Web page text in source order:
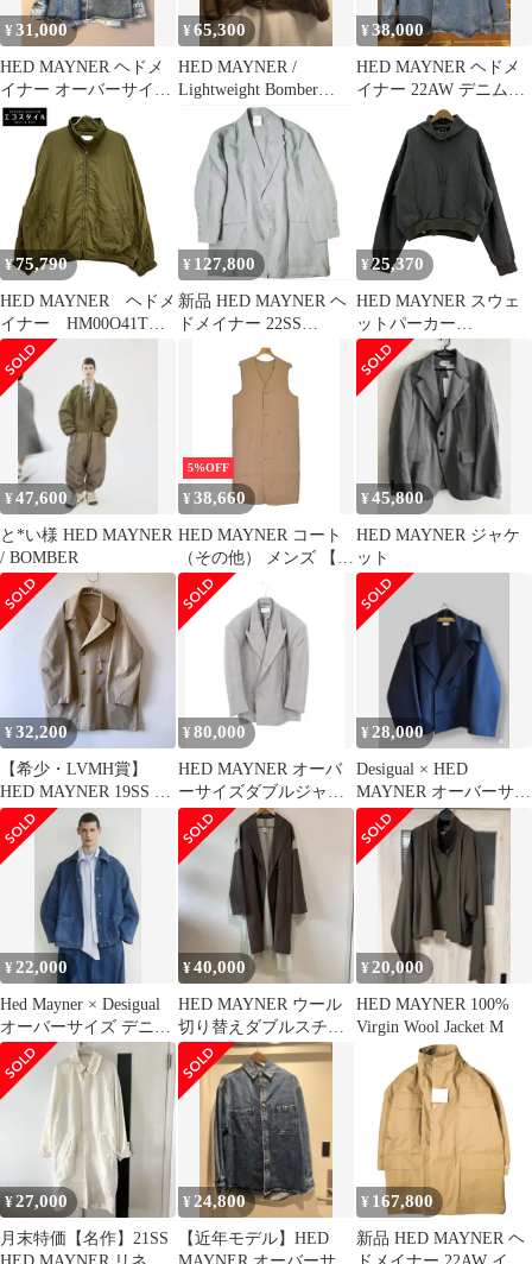
¥31,000
HED MAYNER ヘドメ
イナー オーバーサイズ
デニム ジャケット シャ
¥65,300
HED MAYNER /
Lightweight Bomber
¥38,000
HED MAYNER ヘドメ
イナー 22AW デニムシ
ャツ Sサイズ
¥75,790
HED MAYNER ヘドメ
イナー HM00O41T
HM047 カーキ
Lightweight Bomber
Jacket S
¥ 127,800
新品 HED MAYNER ヘ
ドメイナー 22SS
SINGLE BREASTED
JACKET オーバーサイ
ズ リネンシングルジャ
ケット SS22_J23 XS
SKY BLUE 定価168,300
円 2B アウター g19853
¥25,370
HED MAYNER スウェ
ットパーカー
HMMX72082A
¥47,600
と*い様 HED MAYNER
/ BOMBER
5%OFF
¥38,660
HED MAYNER コート
（その他） メンズ 【古
着】【中古】【送料無
料】
¥45,800
HED MAYNER ジャケ
ット
¥32,200
【希少・LVMH賞】
HED MAYNER 19SS オ
ーバーサイズピーコー
ト M
¥ 80,000
HED MAYNER オーバ
ーサイズダブルジャケ
ット
¥28,000
Desigual × HED
MAYNER オーバーサイ
ズPコート
¥ 22,000
Hed Mayner × Desigual
オーバーサイズ デニム
ジャケット
¥40,000
HED MAYNER ウール
切り替えダブルスチェ
スターコート ストライ
プ 44
¥ 20,000
HED MAYNER 100%
Virgin Wool Jacket M
¥27,000
月末特価【名作】21SS
¥ 24,800
【近年モデル】HED
¥ 167,800
新品 HED MAYNER ヘ